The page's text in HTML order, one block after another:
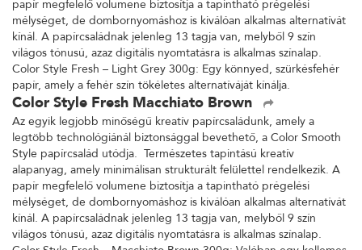
papír megfelelő volumene biztosítja a tapintható prégelési
mélységet, de dombornyomáshoz is kiválóan alkalmas alternatívát
kínál. A papírcsaládnak jelenleg 13 tagja van, melyből 9 szín
világos tónusú, azaz digitális nyomtatásra is alkalmas színalap.
Color Style Fresh – Light Grey 300g: Egy könnyed, szürkésfehér
papír, amely a fehér szín tökéletes alternatíváját kínálja.
Color Style Fresh Macchiato Brown
Az egyik legjobb minőségű kreatív papírcsaládunk, amely a
legtöbb technológiánál biztonsággal bevethető, a Color Smooth
Style papírcsalád utódja. Természetes tapintású kreatív
alapanyag, amely minimálisan strukturált felülettel rendelkezik. A
papír megfelelő volumene biztosítja a tapintható prégelési
mélységet, de dombornyomáshoz is kiválóan alkalmas alternatívát
kínál. A papírcsaládnak jelenleg 13 tagja van, melyből 9 szín
világos tónusú, azaz digitális nyomtatásra is alkalmas színalap.